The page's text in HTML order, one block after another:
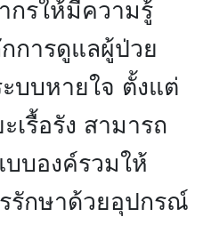
ให้มีความรู้
การดูแลผู้ป่วย
บบหายใจ ตั้งแต่
เรื้อรัง สามารถ
บองค์รวมให้
รักษาด้วยอุปกรณ์